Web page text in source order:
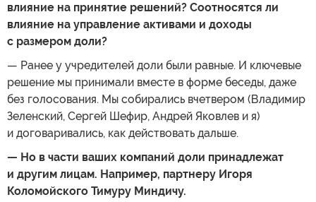
влияние на принятие решений? Соотносятся ли
влияние на управление активами и доходы
с размером доли?
— Ранее у учредителей доли были равные. И ключевые
решение мы принимали вместе в форме беседы, даже
без голосования. Мы собирались вчетвером (Владимир
Зеленский, Сергей Шефир, Андрей Яковлев и я)
и договаривались, как действовать дальше.
— Но в части ваших компаний доли принадлежат
и другим лицам. Например, партнеру Игоря
Коломойского Тимуру Миндичу.